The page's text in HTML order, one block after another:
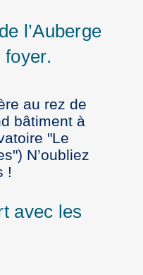
l’Auberge
foyer.
au rez de
bâtiment à
"Le
N’oubliez
!
avec les